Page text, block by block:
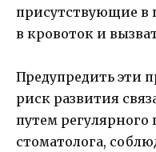
присутствующие в
в кровоток и
Предупредить эти
риск развития
путем
стоматолога,